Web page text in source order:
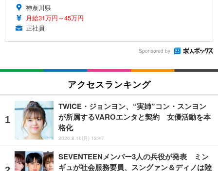
神奈川県
月給31万円～45万円
正社員
Sponsored by
アクセスランキング
TWICE・ジョンヨン、“実姉”コン・スンヨン
が所属するVAROエンタと契約 女優活動を本
格化
2026.8.10(月) 13:47
SEVENTEENメンバー3人の兵役が発表 ミン
ギュが社会服務要員、スングァン＆ディノは陸